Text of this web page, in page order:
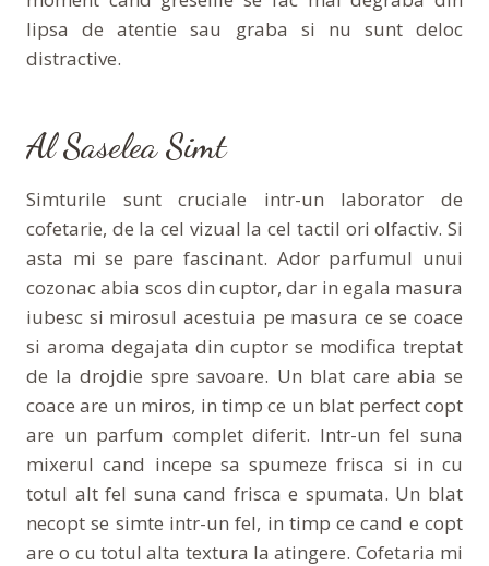
lipsa de atentie sau graba si nu sunt deloc
distractive.
Al Saselea Simt
Simturile sunt cruciale intr-un laborator de
cofetarie, de la cel vizual la cel tactil ori olfactiv. Si
asta mi se pare fascinant. Ador parfumul unui
cozonac abia scos din cuptor, dar in egala masura
iubesc si mirosul acestuia pe masura ce se coace
si aroma degajata din cuptor se modifica treptat
de la drojdie spre savoare. Un blat care abia se
coace are un miros, in timp ce un blat perfect copt
are un parfum complet diferit. Intr-un fel suna
mixerul cand incepe sa spumeze frisca si in cu
totul alt fel suna cand frisca e spumata. Un blat
necopt se simte intr-un fel, in timp ce cand e copt
are o cu totul alta textura la atingere. Cofetaria mi